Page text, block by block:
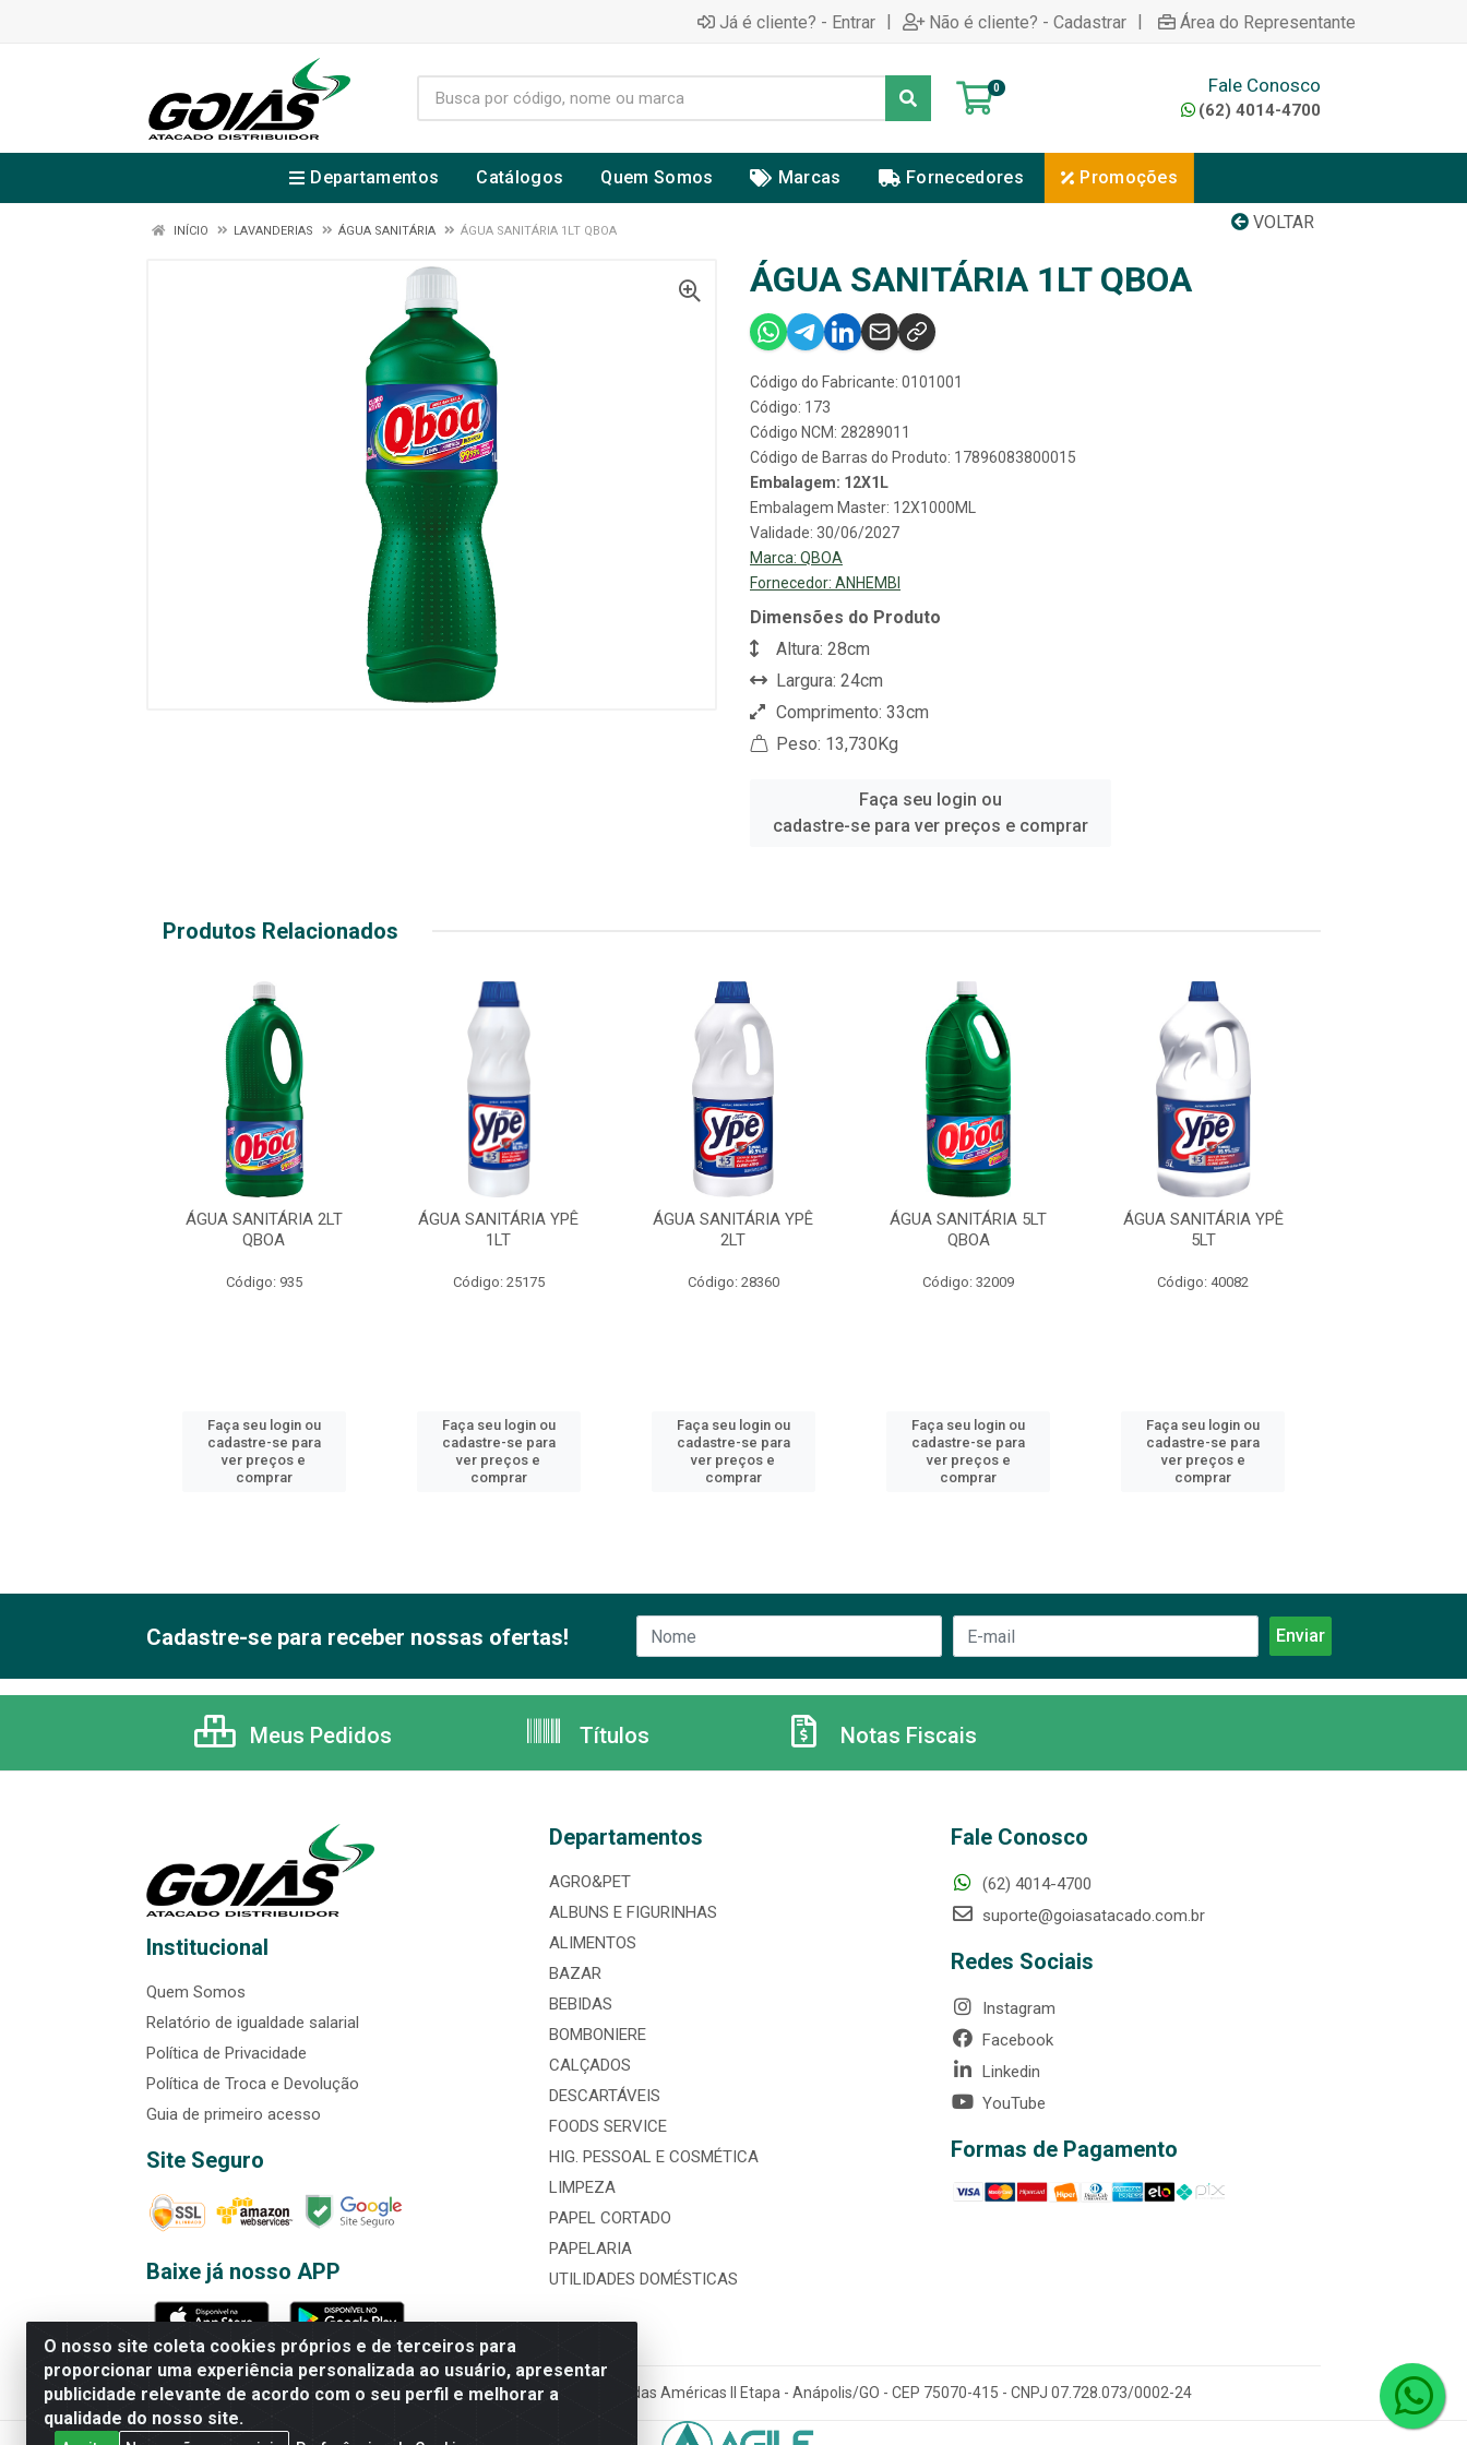
Já é cliente? - Entrar | Não é cliente? - Cadastrar | Área do Representante
0 Fale Conosco
(62) 4014-4700
Departamentos Catálogos Quem Somos Marcas Fornecedores Promoções
VOLTAR
INÍCIO LAVANDERIAS ÁGUA SANITÁRIA ÁGUA SANITÁRIA 1LT QBOA
ÁGUA SANITÁRIA 1LT QBOA
Código do Fabricante: 0101001
Código: 173
Código NCM: 28289011
Código de Barras do Produto: 17896083800015
Embalagem: 12X1L
Embalagem Master: 12X1000ML
Validade: 30/06/2027
Marca: QBOA
Fornecedor: ANHEMBI
Dimensões do Produto
Altura: 28cm
Largura: 24cm
Comprimento: 33cm
Peso: 13,730Kg
Faça seu login ou
cadastre-se para ver preços e comprar
Produtos Relacionados
ÁGUA SANITÁRIA 2LT
QBOA
Código: 935
Faça seu login ou
cadastre-se para
ver preços e
comprar
ÁGUA SANITÁRIA YPÊ
1LT
Código: 25175
Faça seu login ou
cadastre-se para
ver preços e
comprar
ÁGUA SANITÁRIA YPÊ
2LT
Código: 28360
Faça seu login ou
cadastre-se para
ver preços e
comprar
ÁGUA SANITÁRIA 5LT
QBOA
Código: 32009
Faça seu login ou
cadastre-se para
ver preços e
comprar
ÁGUA SANITÁRIA YPÊ
5LT
Código: 40082
Faça seu login ou
cadastre-se para
ver preços e
comprar
O nosso site coleta cookies próprios e de terceiros para
proporcionar uma experiência personalizada ao usuário, apresentar
publicidade relevante de acordo com o seu perfil e melhorar a
qualidade do nosso site.
Cadastre-se para receber nossas ofertas!
Meus Pedidos Títulos Notas Fiscais
Institucional
Quem Somos
Relatório de igualdade salarial
Política de Privacidade
Política de Troca e Devolução
Guia de primeiro acesso
Site Seguro
Baixe já nosso APP
Departamentos
AGRO&PET
ALBUNS E FIGURINHAS
ALIMENTOS
BAZAR
BEBIDAS
BOMBONIERE
CALÇADOS
DESCARTÁVEIS
FOODS SERVICE
HIG. PESSOAL E COSMÉTICA
LIMPEZA
PAPEL CORTADO
PAPELARIA
UTILIDADES DOMÉSTICAS
Fale Conosco
(62) 4014-4700
suporte@goiasatacado.com.br
Redes Sociais
Instagram
Facebook
Linkedin
YouTube
Formas de Pagamento
Rede Brasil - Avenida Universitária, nº 3860, Jardim das Américas II Etapa - Anápolis/GO - CEP 75070-415 - CNPJ 07.728.073/0002-24